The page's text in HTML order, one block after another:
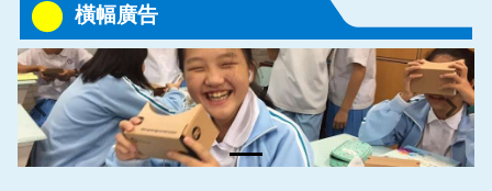
橫幅廣告
Previous Next